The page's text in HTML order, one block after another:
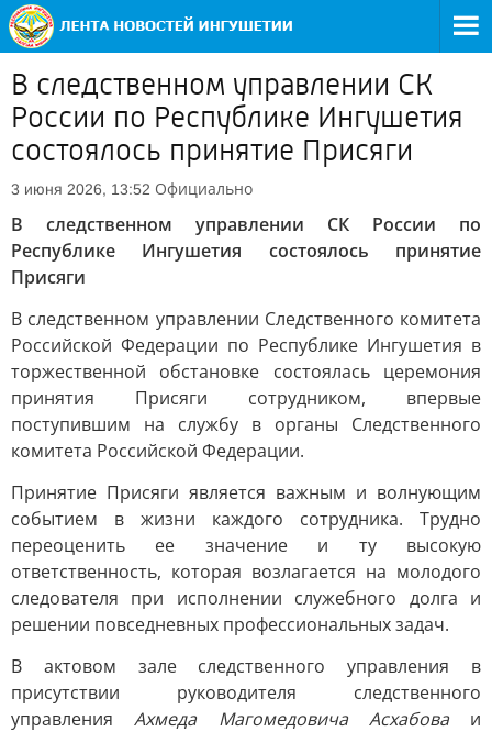
В следственном управлении СК
России по Республике Ингушетия
состоялось принятие Присяги
3 июня 2026, 13:52 Официально
В следственном управлении СК России по
Республике Ингушетия состоялось принятие
Присяги
В следственном управлении Следственного комитета
Российской Федерации по Республике Ингушетия в
торжественной обстановке состоялась церемония
принятия Присяги сотрудником, впервые
поступившим на службу в органы Следственного
комитета Российской Федерации.
Принятие Присяги является важным и волнующим
событием в жизни каждого сотрудника. Трудно
переоценить ее значение и ту высокую
ответственность, которая возлагается на молодого
следователя при исполнении служебного долга и
решении повседневных профессиональных задач.
В актовом зале следственного управления в
присутствии руководителя следственного
управленияАхмеда Магомедовича Асхабова и